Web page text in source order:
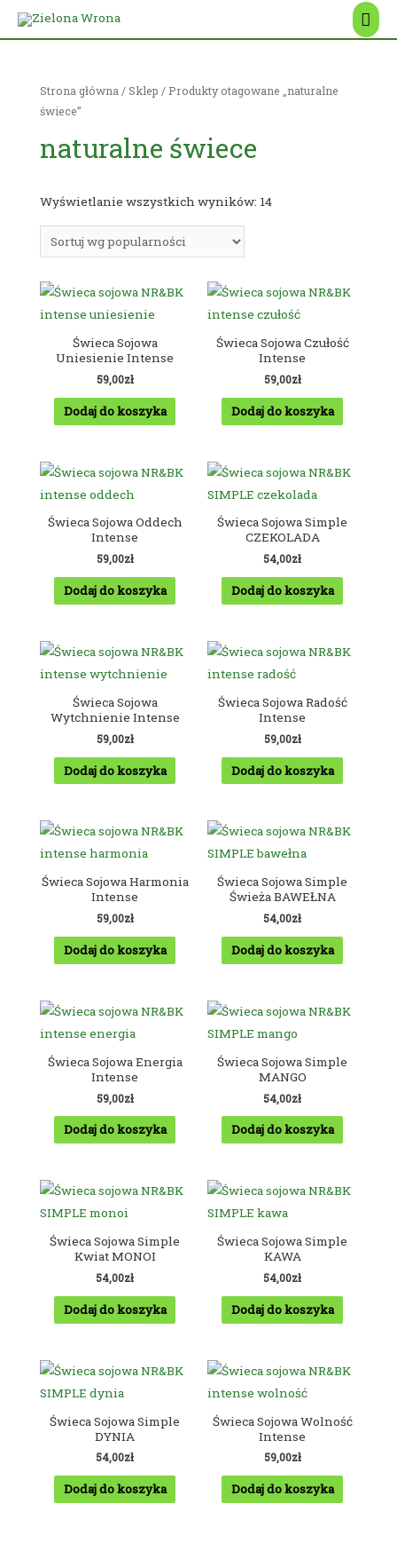
Strona główna /Sklep / Produkty otagowane „naturalne
świece”
naturalne świece
Wyświetlanie wszystkich wyników: 14
Świeca Sojowa
Uniesienie Intense
59,00zł
Dodaj do koszyka
Świeca Sojowa Czułość
Intense
59,00zł
Dodaj do koszyka
Świeca Sojowa Oddech
Intense
59,00zł
Dodaj do koszyka
Świeca Sojowa Simple
CZEKOLADA
54,00zł
Dodaj do koszyka
Świeca Sojowa
Wytchnienie Intense
59,00zł
Dodaj do koszyka
Świeca Sojowa Radość
Intense
59,00zł
Dodaj do koszyka
Świeca Sojowa Harmonia
Intense
59,00zł
Dodaj do koszyka
Świeca Sojowa Simple
Świeża BAWEŁNA
54,00zł
Dodaj do koszyka
Świeca Sojowa Energia
Intense
59,00zł
Dodaj do koszyka
Świeca Sojowa Simple
MANGO
54,00zł
Dodaj do koszyka
Świeca Sojowa Simple
Kwiat MONOI
54,00zł
Dodaj do koszyka
Świeca Sojowa Simple
KAWA
54,00zł
Dodaj do koszyka
Świeca Sojowa Simple
DYNIA
54,00zł
Dodaj do koszyka
Świeca Sojowa Wolność
Intense
59,00zł
Dodaj do koszyka